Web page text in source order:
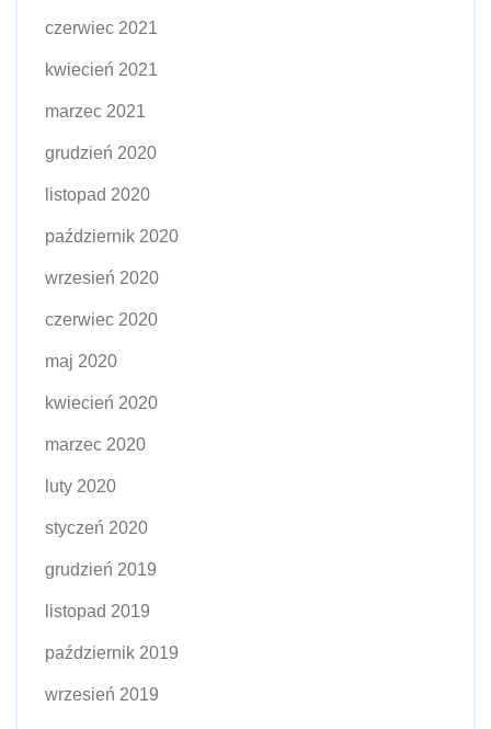
czerwiec 2021
kwiecień 2021
marzec 2021
grudzień 2020
listopad 2020
październik 2020
wrzesień 2020
czerwiec 2020
maj 2020
kwiecień 2020
marzec 2020
luty 2020
styczeń 2020
grudzień 2019
listopad 2019
październik 2019
wrzesień 2019